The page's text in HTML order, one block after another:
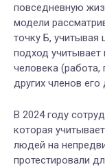
повседневную
модели
точку Б, учитывая
подход
человека (работа,
других членов
В 2024 году
которая
людей на
протестировали